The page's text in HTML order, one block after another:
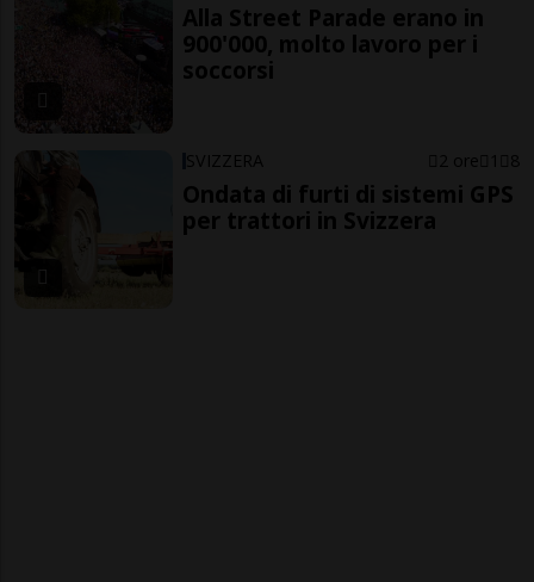
Alla Street Parade erano in
900'000, molto lavoro per i
soccorsi
SVIZZERA 2 ore 1 8
Ondata di furti di sistemi GPS
per trattori in Svizzera